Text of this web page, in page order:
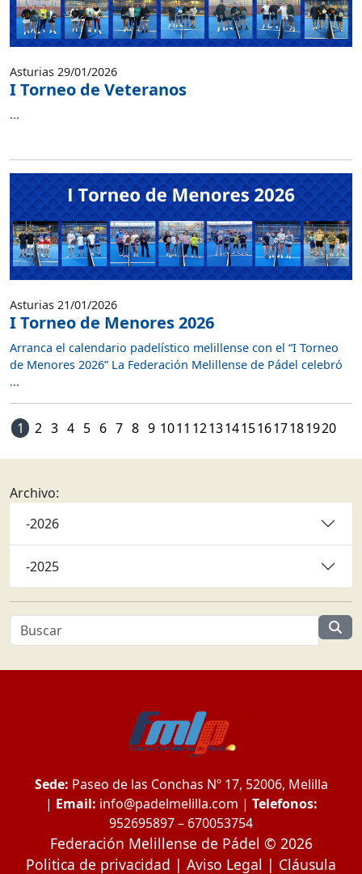
Asturias 29/01/2026
I Torneo de Veteranos
...
Asturias 21/01/2026
I Torneo de Menores 2026
Arranca el calendario padelístico melillense con el “I Torneo
de Menores 2026” La Federación Melillense de Pádel celebró
...
1 2 3 4 5 6 7 8 9 1011 121314151617181920
Archivo:
-2026
-2025
Sede: Paseo de las Conchas Nº 17, 52006, Melilla
| Email: info@padelmelilla.com | Telefonos:
952695897 – 670053754
Federación Melillense de Pádel © 2026
Politica de privacidad | Aviso Legal | Cláusula